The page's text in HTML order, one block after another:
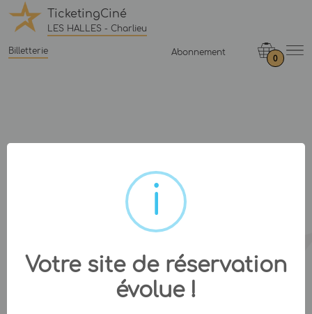
TicketingCiné
LES HALLES - Charlieu
Billetterie Abonnement
0
Votre site de réservation
évolue !